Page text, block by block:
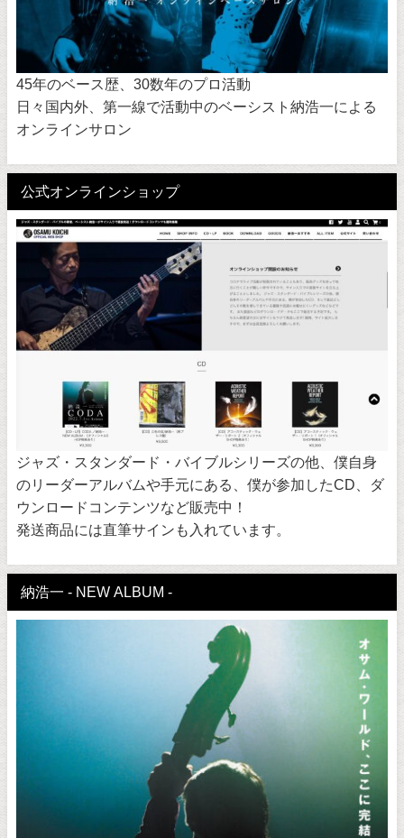
45年のベース歴、30数年のプロ活動
日々国内外、第一線で活動中のベーシスト納浩一による
オンラインサロン
公式オンラインショップ
ジャズ・スタンダード・バイブルシリーズの他、僕自身
のリーダーアルバムや手元にある、僕が参加したCD、ダ
ウンロードコンテンツなど販売中！
発送商品には直筆サインも入れています。
納浩一 - NEW ALBUM -